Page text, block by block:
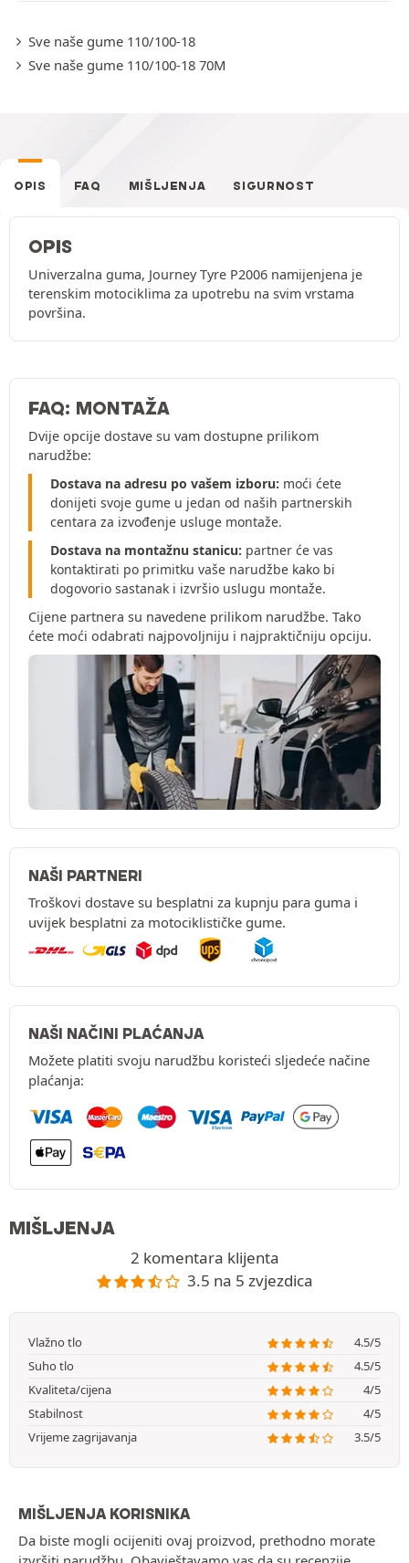
Sve naše gume 110/100-18
Sve naše gume 110/100-18 70M
OPIS FAQ MIŠLJENJA SIGURNOST
OPIS
Univerzalna guma, Journey Tyre P2006 namijenjena je
terenskim motociklima za upotrebu na svim vrstama
površina.
FAQ: MONTAŽA
Dvije opcije dostave su vam dostupne prilikom
narudžbe:
Dostava na adresu po vašem izboru: moći ćete
donijeti svoje gume u jedan od naših partnerskih
centara za izvođenje usluge montaže.
Dostava na montažnu stanicu: partner će vas
kontaktirati po primitku vaše narudžbe kako bi
dogovorio sastanak i izvršio uslugu montaže.
Cijene partnera su navedene prilikom narudžbe. Tako
ćete moći odabrati najpovoljniju i najpraktičniju opciju.
NAŠI PARTNERI
Troškovi dostave su besplatni za kupnju para guma i
uvijek besplatni za motociklističke gume.
NAŠI NAČINI PLAĆANJA
Možete platiti svoju narudžbu koristeći sljedeće načine
plaćanja:
MIŠLJENJA
2 komentara klijenta
3.5 na 5 zvjezdica
Vlažno tlo
4.5/5
Suho tlo
4.5/5
Kvaliteta/cijena
4/5
Stabilnost
4/5
Vrijeme zagrijavanja
3.5/5
MIŠLJENJA KORISNIKA
Da biste mogli ocijeniti ovaj proizvod, prethodno morate